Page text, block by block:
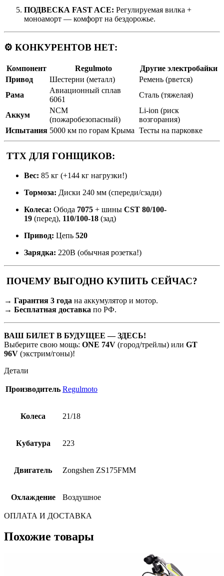
ПОДВЕСКА FAST ACE: Регулируемая вилка +
моноаморт — комфорт на бездорожье.
⚙️ КОНКУРЕНТОВ НЕТ:
Компонент Regulmoto
Другие электробайки
Привод
Шестерни (металл)
Ремень (рвется)
Рама
Авиационный сплав
6061
Сталь (тяжелая)
Аккум
NCM
(пожаробезопасный)
Li-ion (риск
возгорания)
Испытания 5000 км по горам Крыма Тесты на парковке
ТТХ ДЛЯ ГОНЩИКОВ:
Вес: 85 кг (+144 кг нагрузки!)
Тормоза: Диски 240 мм (спереди/сзади)
Колеса: Обода 7075 + шины CST 80/100-
19 (перед), 110/100-18 (зад)
Привод: Цепь 520
Зарядка: 220В (обычная розетка!)
ПОЧЕМУ ВЫГОДНО КУПИТЬ СЕЙЧАС?
→ Гарантия 3 года на аккумулятор и мотор.
→ Бесплатная доставка по РФ.
ВАШ БИЛЕТ В БУДУЩЕЕ — ЗДЕСЬ!
Выберите свою мощь: ONE 74V (город/трейлы) или GT
96V (экстрим/гоны)!
Детали
Производитель Regulmoto
Колеса 21/18
Кубатура 223
Двигатель Zongshen ZS175FMM
Охлаждение Воздушное
ОПЛАТА И ДОСТАВКА
Похожие товары